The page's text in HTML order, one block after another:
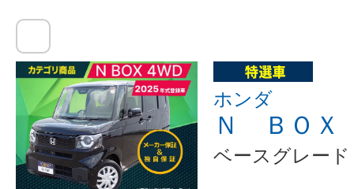
ホンダ
Ｎ ＢＯＸ
ベースグレード